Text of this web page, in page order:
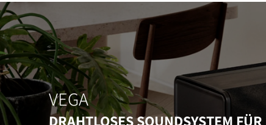
VEGA
DRAHTLOSES SOUNDSYSTEM FÜR